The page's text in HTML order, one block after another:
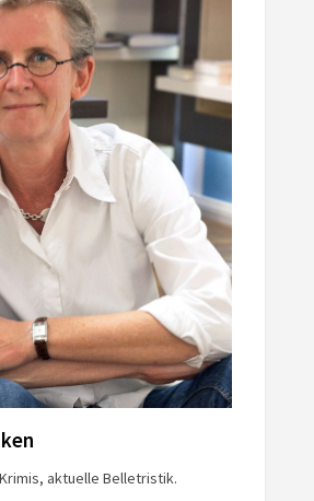
aktuelle Belletristik.